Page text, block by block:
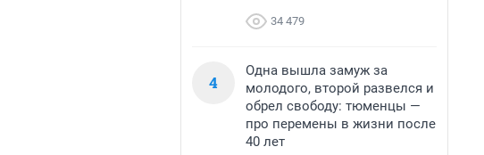
34 479
4
Одна вышла замуж за
молодого, второй развелся и
обрел свободу: тюменцы —
про перемены в жизни после
40 лет